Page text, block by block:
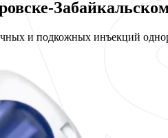
и подкожных инъекций